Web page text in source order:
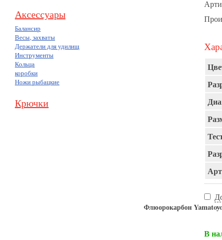
Аксессуары
Балансир
Весы, захваты
Держатели для удилищ
Инструменты
Кольца
коробки
Ножи рыбацкие
Крючки
Флюорокарбон
В